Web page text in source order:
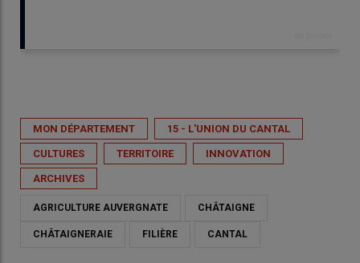
MON DÉPARTEMENT 15 - L'UNION DU CANTAL
CULTURES TERRITOIRE INNOVATION
ARCHIVES
AGRICULTURE AUVERGNATE CHÂTAIGNE
CHÂTAIGNERAIE FILIÈRE CANTAL